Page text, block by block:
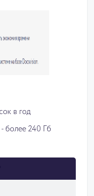
в год
более 240 Гб